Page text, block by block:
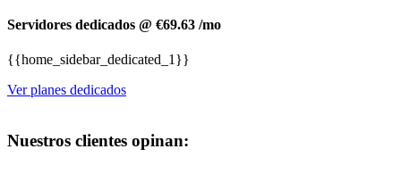
Servidores dedicados @ €69.63 /mo
{{home_sidebar_dedicated_1}}
Ver planes dedicados
Nuestros clientes opinan: